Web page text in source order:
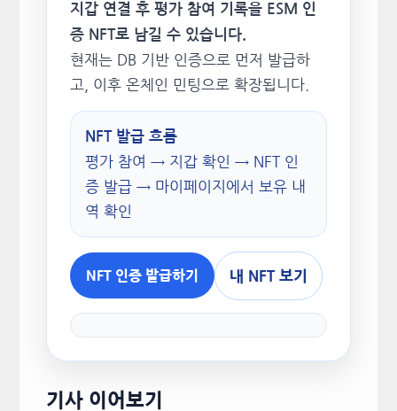
지갑 연결 후 평가 참여 기록을 ESM 인
증 NFT로 남길 수 있습니다.
현재는 DB 기반 인증으로 먼저 발급하
고, 이후 온체인 민팅으로 확장됩니다.
NFT 발급 흐름
평가 참여 → 지갑 확인 → NFT 인
증 발급 → 마이페이지에서 보유 내
역 확인
NFT 인증 발급하기 내 NFT 보기
기사 이어보기